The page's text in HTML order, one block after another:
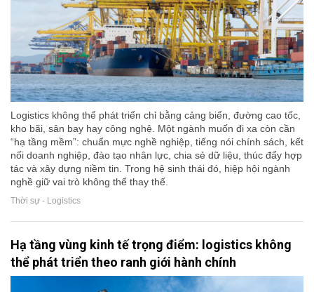
Logistics không thể phát triển chỉ bằng cảng biển, đường cao tốc,
kho bãi, sân bay hay công nghệ. Một ngành muốn đi xa còn cần
“hạ tầng mềm”: chuẩn mực nghề nghiệp, tiếng nói chính sách, kết
nối doanh nghiệp, đào tạo nhân lực, chia sẻ dữ liệu, thúc đẩy hợp
tác và xây dựng niềm tin. Trong hệ sinh thái đó, hiệp hội ngành
nghề giữ vai trò không thể thay thế.
Thời sự - Logistics
Hạ tầng vùng kinh tế trọng điểm: logistics không
thể phát triển theo ranh giới hành chính